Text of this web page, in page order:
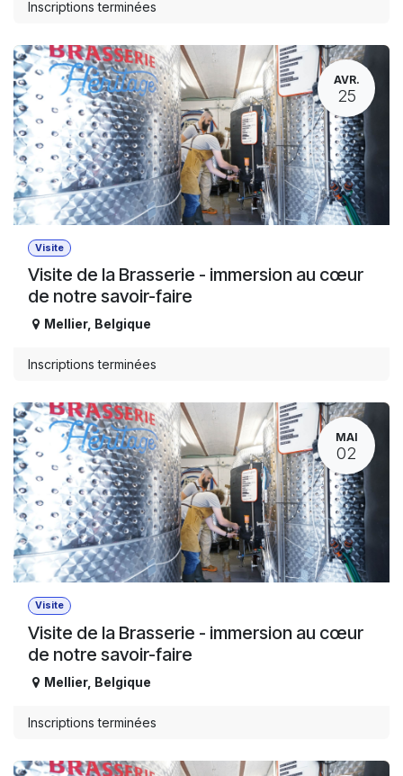
Inscriptions terminées
AVR.
25
Visite
Visite de la Brasserie - immersion au cœur
de notre savoir-faire
Mellier, Belgique
Inscriptions terminées
MAI
02
Visite
Visite de la Brasserie - immersion au cœur
de notre savoir-faire
Mellier, Belgique
Inscriptions terminées